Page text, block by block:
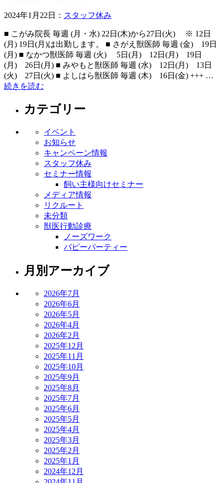
2024年1月22日： スタッフ休み
■ こがみ院長 毎週 (月・水) 22日(木)から27日(火) ※ 12日
(月) 19日(月)は出勤します。 ■ さがえ獣医師 毎週 (金) 19日
(月) ■ なかつ獣医師 毎週 (火) 5日(月) 12日(月) 19日
(月) 26日(月) ■ みやもと獣医師 毎週 (水) 12日(月) 13日
(火) 27日(火) ■ よしはら獣医師 毎週 (木) 16日(金) +++ …
続きを読む
カテゴリー
イベント
お知らせ
キャンペーン情報
スタッフ休み
セミナー情報
飼い主様向けセミナー
メディア情報
リクルート
未分類
獣医行動診療
ノーズワーク
パピーパーティー
月別アーカイブ
2026年7月
2026年6月
2026年5月
2026年4月
2026年2月
2025年12月
2025年11月
2025年10月
2025年9月
2025年8月
2025年7月
2025年6月
2025年5月
2025年4月
2025年3月
2025年2月
2025年1月
2024年12月